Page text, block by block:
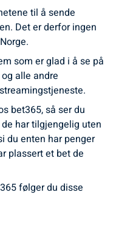
til å sende
Det er derfor ingen
som er glad i å se på
alle andre
bet365, så ser du
har tilgjengelig uten
du enten har penger
plassert et bet de
følger du disse